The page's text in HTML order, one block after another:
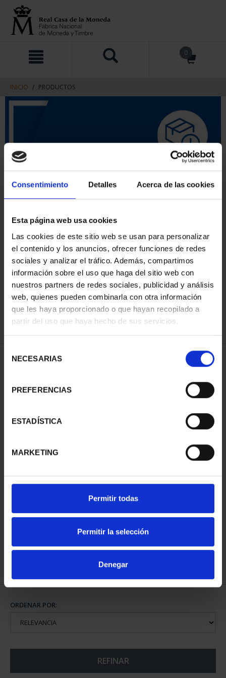
Consentimiento Detalles Acerca de las cookies
Esta página web usa cookies
Las cookies de este sitio web se usan para personalizar
el contenido y los anuncios, ofrecer funciones de redes
sociales y analizar el tráfico. Además, compartimos
información sobre el uso que haga del sitio web con
nuestros partners de redes sociales, publicidad y análisis
web, quienes pueden combinarla con otra información
que les haya proporcionado o que hayan recopilado a
partir del uso que haya hecho de sus servicios.
NECESARIAS
PREFERENCIAS
ESTADÍSTICA
MARKETING
Permitir todas
Permitir la selección
Denegar
contenido
navegacin
0
INICIO PRODUCTOS
ORDENAR POR:
REFINAR
1 Productos encontrados
SUSCRIPCIÓN CIUDADES
PATRIMONIO DE LA
HU...
registrados
ORDENAR POR:
REFINAR